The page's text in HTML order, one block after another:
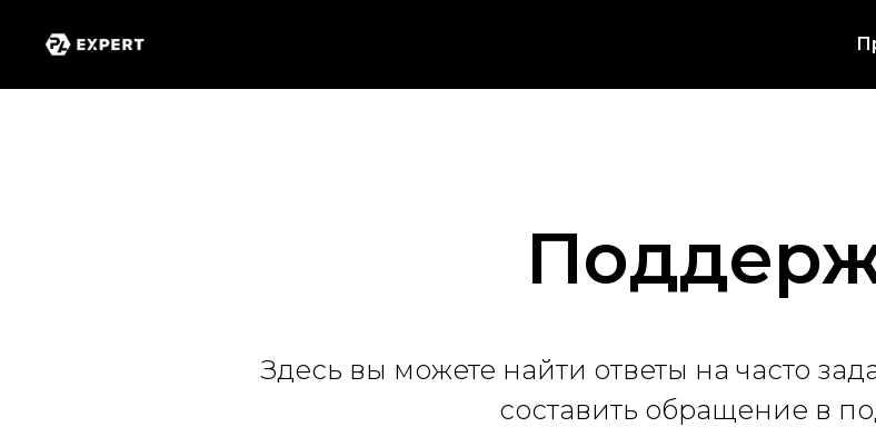
Здесь вы можете найти ответы на часто
составить обращение в